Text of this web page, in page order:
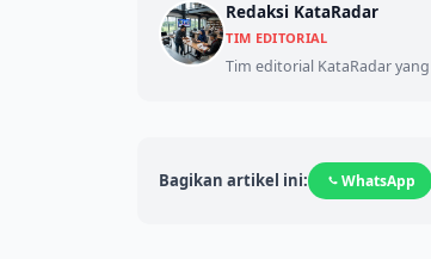
Redaksi KataRadar
TIM EDITORIAL
Tim editorial KataRadar
Bagikan artikel ini: WhatsApp